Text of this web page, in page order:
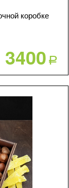
коробке
3400Р